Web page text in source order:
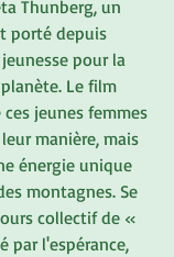
Thunberg, un
porté depuis
pour la
Le film
jeunes femmes
manière, mais
énergie unique
montagnes. Se
collectif de «
par l'espérance,